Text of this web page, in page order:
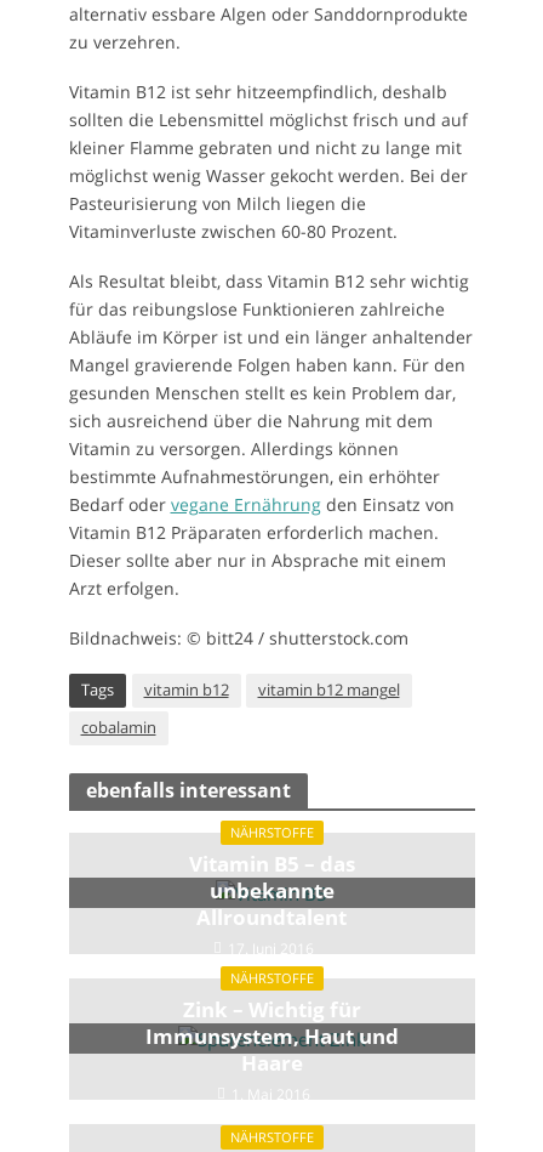
alternativ essbare Algen oder Sanddornprodukte
zu verzehren.
Vitamin B12 ist sehr hitzeempfindlich, deshalb
sollten die Lebensmittel möglichst frisch und auf
kleiner Flamme gebraten und nicht zu lange mit
möglichst wenig Wasser gekocht werden. Bei der
Pasteurisierung von Milch liegen die
Vitaminverluste zwischen 60-80 Prozent.
Als Resultat bleibt, dass Vitamin B12 sehr wichtig
für das reibungslose Funktionieren zahlreiche
Abläufe im Körper ist und ein länger anhaltender
Mangel gravierende Folgen haben kann. Für den
gesunden Menschen stellt es kein Problem dar,
sich ausreichend über die Nahrung mit dem
Vitamin zu versorgen. Allerdings können
bestimmte Aufnahmestörungen, ein erhöhter
Bedarf oder vegane Ernährungden Einsatz von
Vitamin B12 Präparaten erforderlich machen.
Dieser sollte aber nur in Absprache mit einem
Arzt erfolgen.
Bildnachweis: © bitt24 / shutterstock.com
Tags vitamin b12
vitamin b12 mangel
cobalamin
ebenfalls interessant
NÄHRSTOFFE
Vitamin B5 – das
unbekannte
Allroundtalent
17. Juni 2016
NÄHRSTOFFE
Zink – Wichtig für
Immunsystem, Haut und
Haare
1. Mai 2016
NÄHRSTOFFE